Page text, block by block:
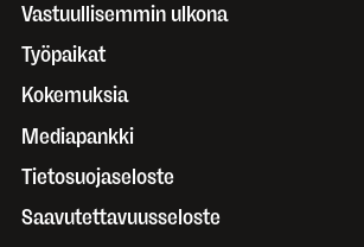
Vastuullisemmin ulkona
Työpaikat
Kokemuksia
Mediapankki
Tietosuojaseloste
Saavutettavuusseloste